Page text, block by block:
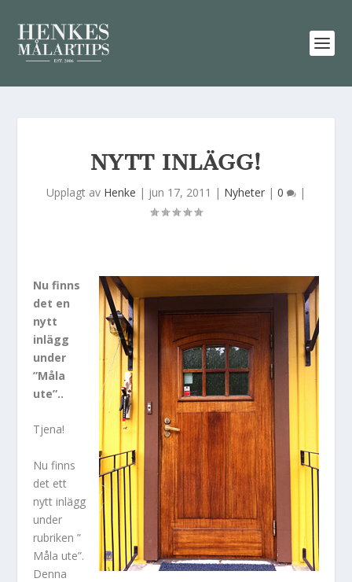
NYTT INLÄGG!
Upplagt av Henke | jun 17, 2011 | Nyheter | 0 |
Nu finns
det en
nytt
inlägg
under
”Måla
ute”..
Tjena!
Nu finns
det ett
nytt inlägg
under
rubriken ”
Måla ute”.
Denna